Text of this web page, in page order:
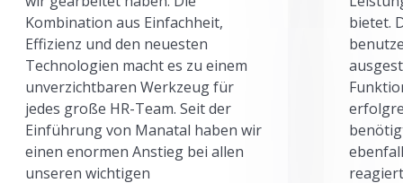
Kombination aus Einfachheit,
Effizienz und den neuesten
Technologien macht es zu einem
unverzichtbaren Werkzeug für
jedes große HR-Team. Seit der
Einführung von Manatal haben wir
einen enormen Anstieg bei allen
unseren wichtigen
bietet.